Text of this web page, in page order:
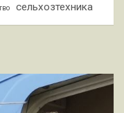
сельхозтехника